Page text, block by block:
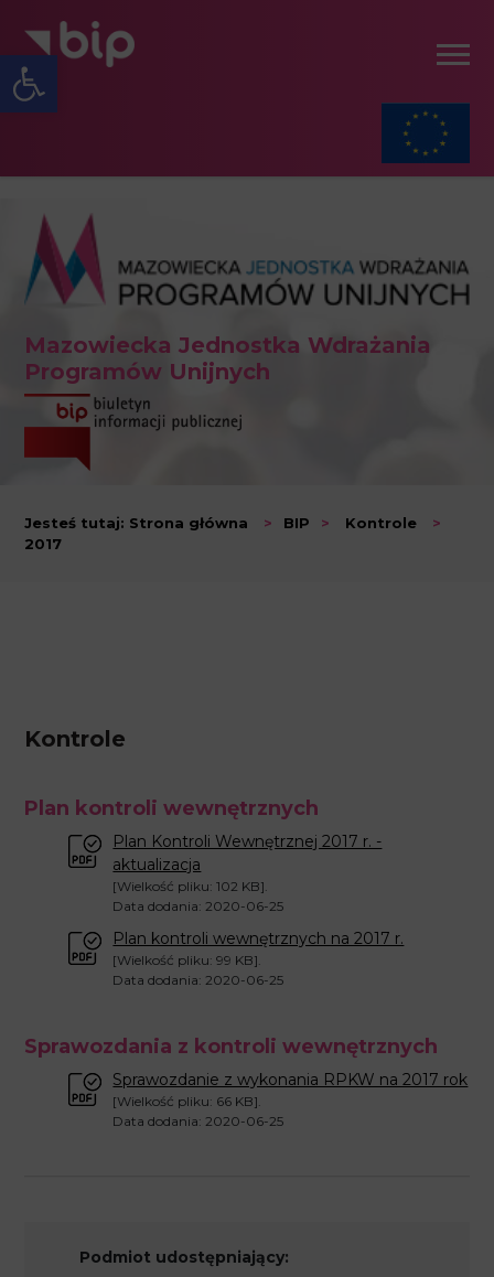
Open toolbar
Mazowiecka Jednostka Wdrażania
Programów Unijnych
Jesteś tutaj: Strona główna > BIP > Kontrole
>
2017
Kontrole
Plan kontroli wewnętrznych
Plan Kontroli Wewnętrznej 2017 r. -
aktualizacja
[Wielkość pliku: 102 KB].
Data dodania: 2020-06-25
Plan kontroli wewnętrznych na 2017 r.
[Wielkość pliku: 99 KB].
Data dodania: 2020-06-25
Sprawozdania z kontroli wewnętrznych
Sprawozdanie z wykonania RPKW na 2017 rok
[Wielkość pliku: 66 KB].
Data dodania: 2020-06-25
Podmiot udostępniający: